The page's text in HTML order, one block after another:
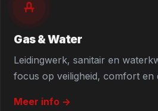
Gas & Water
Leidingwerk, sanitair en
focus op veiligheid, comfort en
Meer info ->